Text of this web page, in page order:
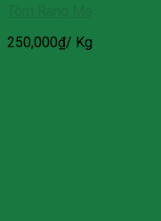
250,000₫/ Kg